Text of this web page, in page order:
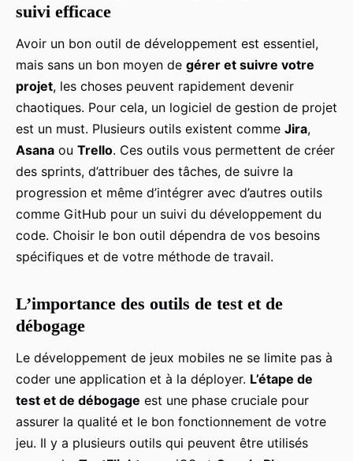
suivi efficace
Avoir un bon outil de développement est essentiel,
mais sans un bon moyen de gérer et suivre votre
projet, les choses peuvent rapidement devenir
chaotiques. Pour cela, un logiciel de gestion de projet
est un must. Plusieurs outils existent comme Jira,
Asana ou Trello. Ces outils vous permettent de créer
des sprints, d’attribuer des tâches, de suivre la
progression et même d’intégrer avec d’autres outils
comme GitHub pour un suivi du développement du
code. Choisir le bon outil dépendra de vos besoins
spécifiques et de votre méthode de travail.
L’importance des outils de test et de
débogage
Le développement de jeux mobiles ne se limite pas à
coder une application et à la déployer. L’étape de
test et de débogage est une phase cruciale pour
assurer la qualité et le bon fonctionnement de votre
jeu. Il y a plusieurs outils qui peuvent être utilisés